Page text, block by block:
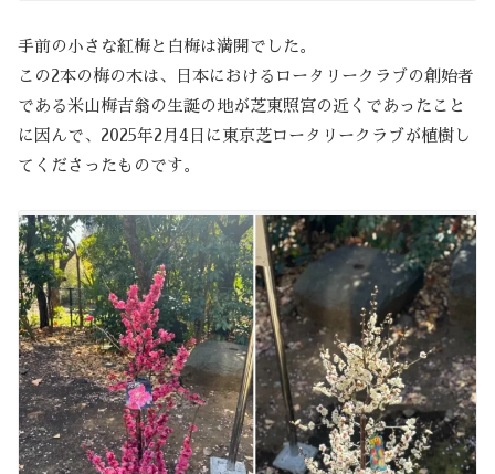
手前の小さな紅梅と白梅は満開でした。
この2本の梅の木は、日本におけるロータリークラブの創始者
である米山梅吉翁の生誕の地が芝東照宮の近くであったこと
に因んで、2025年2月4日に東京芝ロータリークラブが植樹し
てくださったものです。